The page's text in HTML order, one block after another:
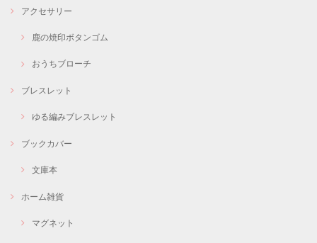
アクセサリー
鹿の焼印ボタンゴム
おうちブローチ
ブレスレット
ゆる編みブレスレット
ブックカバー
文庫本
ホーム雑貨
マグネット